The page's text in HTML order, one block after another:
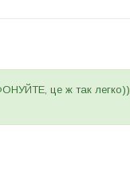
це ж так легко))